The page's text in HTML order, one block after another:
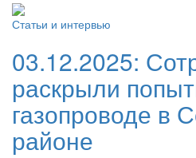
Статьи и интервью
03.12.2025:
раскрыли
газопроводе в
районе